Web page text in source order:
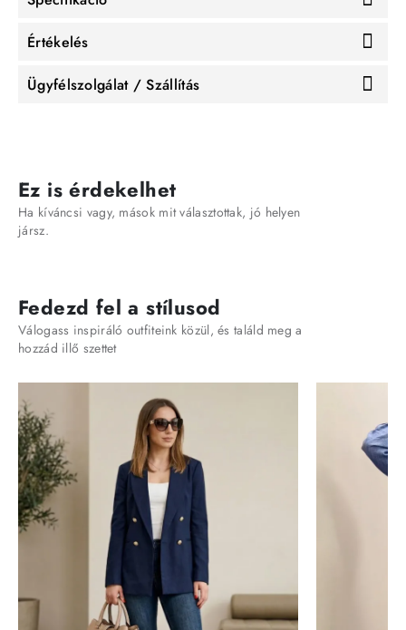
Értékelés
Ügyfélszolgálat / Szállítás
Ez is érdekelhet
Ha kíváncsi vagy, mások mit választottak, jó helyen
jársz.
Fedezd fel a stílusod
Válogass inspiráló outfiteink közül, és találd meg a
hozzád illő szettet